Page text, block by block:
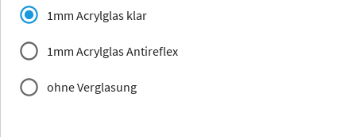
Jersey Dauphine
1mm Acrylglas klar
1mm Acrylglas Antireflex
ohne Verglasung